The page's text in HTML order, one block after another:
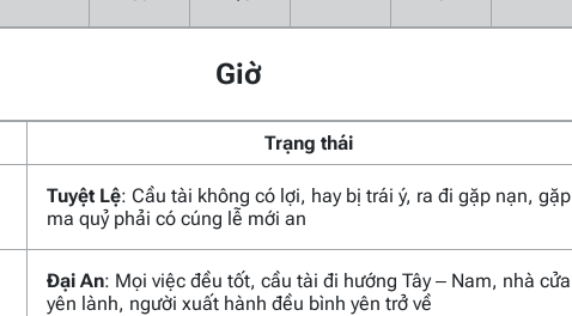
Giờ
Trạng thái
Tuyệt Lệ: Cầu tài không có lợi, hay bị trái ý, ra đi gặp nạn, gặp
ma quỷ phải có cúng lễ mới an
Đại An: Mọi việc đều tốt, cầu tài đi hướng Tây – Nam, nhà cửa
yên lành, người xuất hành đều bình yên trở về